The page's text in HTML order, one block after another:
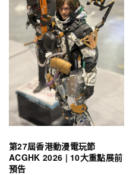
第27屆香港動漫電玩節
ACGHK 2026 | 10大重點展前
預告